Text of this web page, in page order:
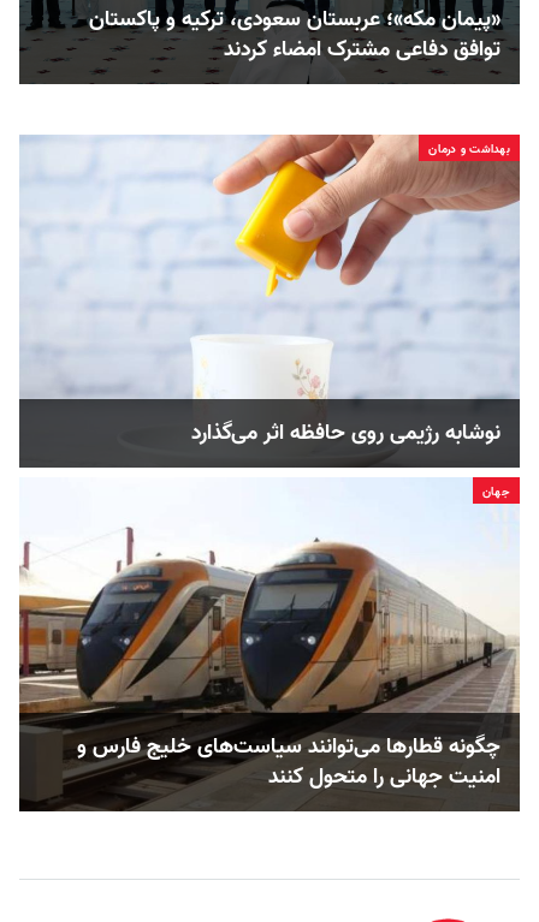
«پیمان مکه»؛ عربستان سعودی، ترکیه و پاکستان
توافق دفاعی مشترک امضاء کردند
بهداشت و درمان
نوشابه رژیمی روی حافظه اثر می‌گذارد
جهان
چگونه قطارها می‌توانند سیاست‌های خلیج فارس و
امنیت جهانی را متحول کنند